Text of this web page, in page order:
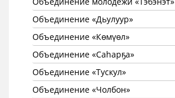
Объединение «Дьулуур»
Объединение «Көмүөл»
Объединение «Саhарҕа»
Объединение «Тускул»
Объединение «Чолбон»